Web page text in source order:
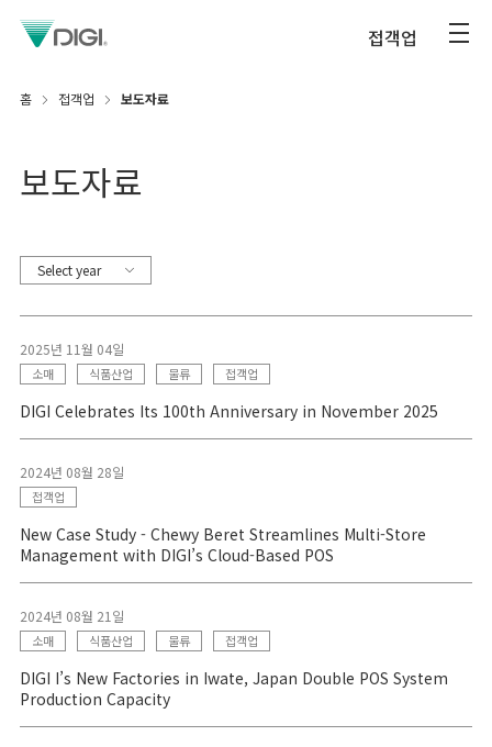
접객업
홈 접객업 보도자료
보도자료
Select year
2025년 11월 04일
소매 식품산업 물류 접객업
DIGI Celebrates Its 100th Anniversary in November 2025
2024년 08월 28일
접객업
New Case Study - Chewy Beret Streamlines Multi-Store
Management with DIGI’s Cloud-Based POS
2024년 08월 21일
소매 식품산업 물류 접객업
DIGI I’s New Factories in Iwate, Japan Double POS System
Production Capacity